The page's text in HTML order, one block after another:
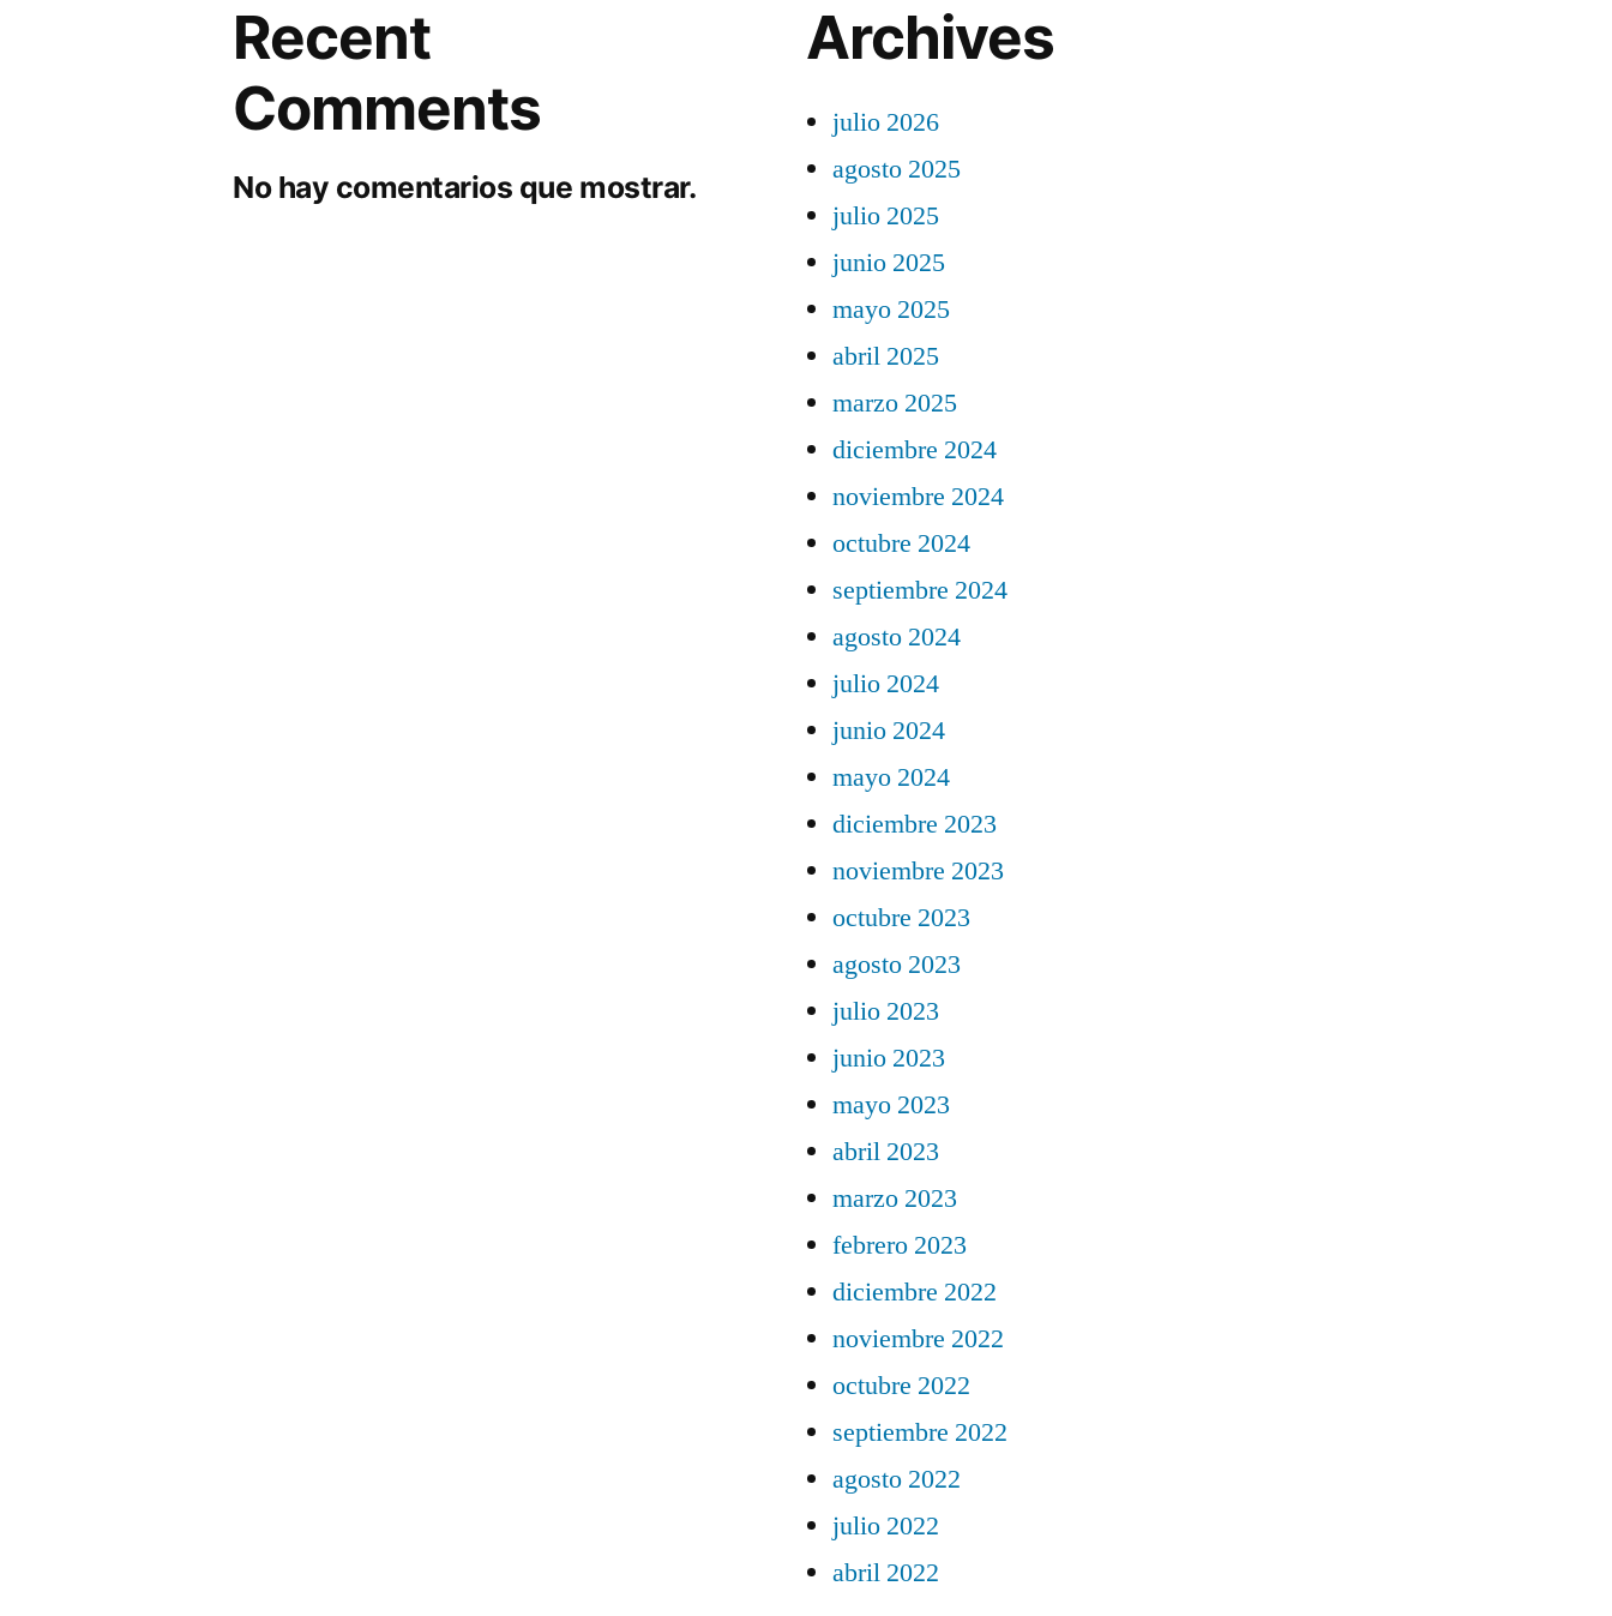
Recent
Comments
No hay comentarios que mostrar.
Archives
julio 2026
agosto 2025
julio 2025
junio 2025
mayo 2025
abril 2025
marzo 2025
diciembre 2024
noviembre 2024
octubre 2024
septiembre 2024
agosto 2024
julio 2024
junio 2024
mayo 2024
diciembre 2023
noviembre 2023
octubre 2023
agosto 2023
julio 2023
junio 2023
mayo 2023
abril 2023
marzo 2023
febrero 2023
diciembre 2022
noviembre 2022
octubre 2022
septiembre 2022
agosto 2022
julio 2022
abril 2022